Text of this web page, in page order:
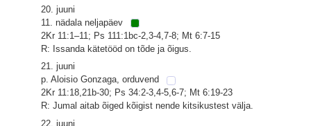
20. juuni
11. nädala neljapäev
2Kr 11:1–11; Ps 111:1bc-2,3-4,7-8; Mt 6:7-15
R: Issanda kätetööd on tõde ja õigus.
21. juuni
p. Aloisio Gonzaga, orduvend
2Kr 11:18,21b-30; Ps 34:2-3,4-5,6-7; Mt 6:19-23
R: Jumal aitab õiged kõigist nende kitsikustest välja.
22. juuni